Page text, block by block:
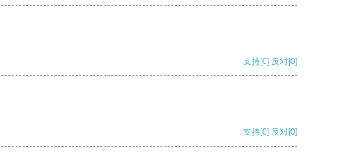
支持[0] 反对[0]
支持[0] 反对[0]